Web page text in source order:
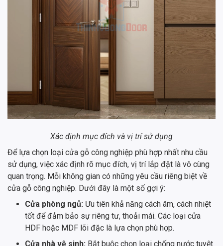
Xác định mục đích và vị trí sử dụng
Để lựa chọn loại cửa gỗ công nghiệp phù hợp nhất nhu cầu
sử dụng, việc xác định rõ mục đích, vị trí lắp đặt là vô cùng
quan trọng. Mỗi không gian có những yêu cầu riêng biệt về
cửa gỗ công nghiệp. Dưới đây là một số gợi ý:
Cửa phòng ngủ: Ưu tiên khả năng cách âm, cách nhiệt
tốt để đảm bảo sự riêng tư, thoải mái. Các loại cửa
HDF hoặc MDF lõi đặc là lựa chọn phù hợp.
Cửa nhà vệ sinh: Bắt buộc chọn loại chống nước tuyệt